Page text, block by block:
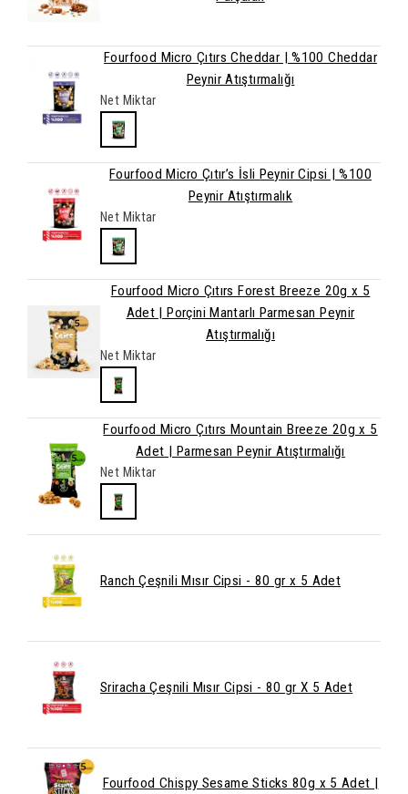
Fourfood Micro Çıtırs Cheddar | %100 Cheddar
Peynir Atıştırmalığı
Net Miktar
Fourfood Micro Çıtır’s İsli Peynir Cipsi | %100
Peynir Atıştırmalık
Net Miktar
Fourfood Micro Çıtırs Forest Breeze 20g x 5
Adet | Porçini Mantarlı Parmesan Peynir
Atıştırmalığı
Net Miktar
Fourfood Micro Çıtırs Mountain Breeze 20g x 5
Adet | Parmesan Peynir Atıştırmalığı
Net Miktar
Ranch Çeşnili Mısır Cipsi - 80 gr x 5 Adet
Sriracha Çeşnili Mısır Cipsi - 80 gr X 5 Adet
Fourfood Chispy Sesame Sticks 80g x 5 Adet |